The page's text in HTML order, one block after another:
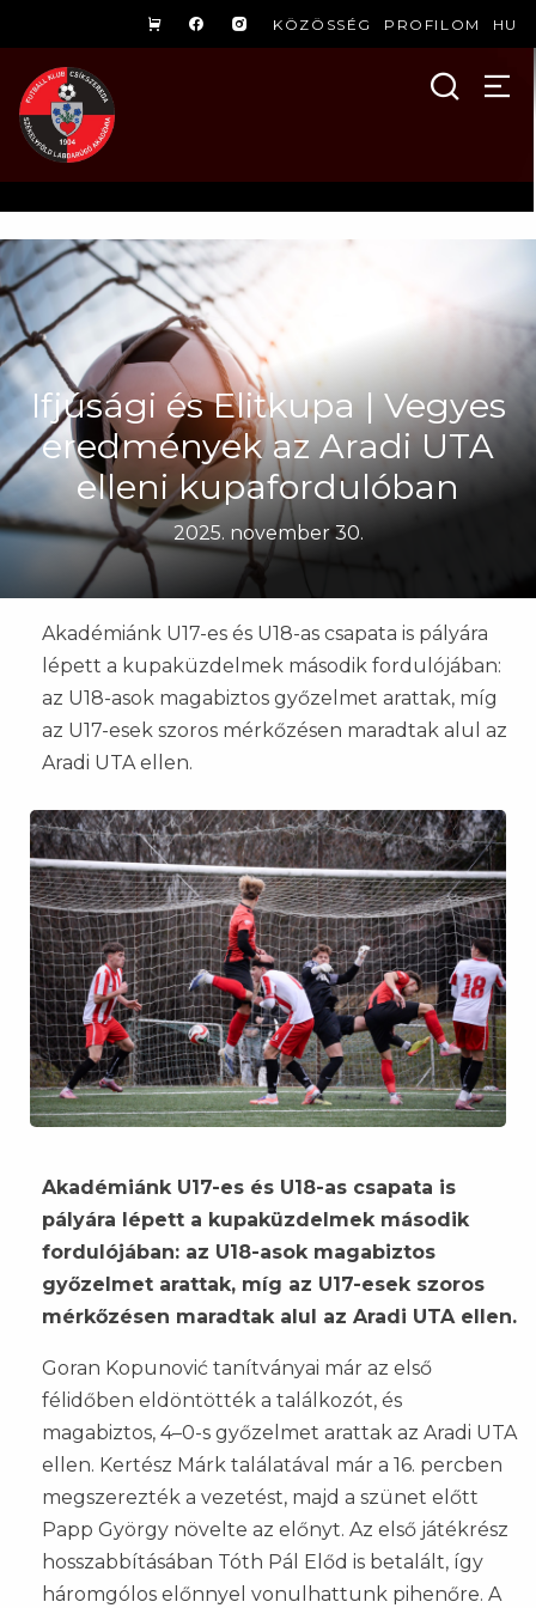
KÖZÖSSÉG PROFILOM HU
Ifjúsági és Elitkupa | Vegyes
eredmények az Aradi UTA
elleni kupafordulóban
2025. november 30.
Akadémiánk U17-es és U18-as csapata is pályára
lépett a kupaküzdelmek második fordulójában:
az U18-asok magabiztos győzelmet arattak, míg
az U17-esek szoros mérkőzésen maradtak alul az
Aradi UTA ellen.
Akadémiánk U17-es és U18-as csapata is
pályára lépett a kupaküzdelmek második
fordulójában: az U18-asok magabiztos
győzelmet arattak, míg az U17-esek szoros
mérkőzésen maradtak alul az Aradi UTA ellen.
Goran Kopunović tanítványai már az első
félidőben eldöntötték a találkozót, és
magabiztos, 4–0-s győzelmet arattak az Aradi UTA
ellen. Kertész Márk találatával már a 16. percben
megszerezték a vezetést, majd a szünet előtt
Papp György növelte az előnyt. Az első játékrész
hosszabbításában Tóth Pál Előd is betalált, így
háromgólos előnnyel vonulhattunk pihenőre. A